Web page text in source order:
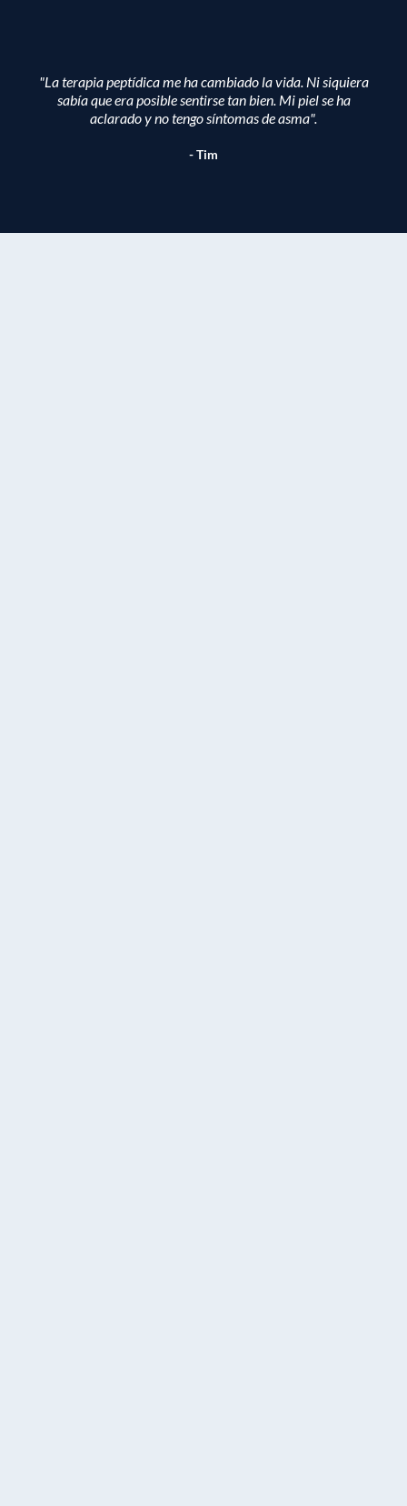
"La terapia peptídica me ha cambiado la vida. Ni siquiera
sabía que era posible sentirse tan bien. Mi piel se ha
aclarado y no tengo síntomas de asma".
- Tim